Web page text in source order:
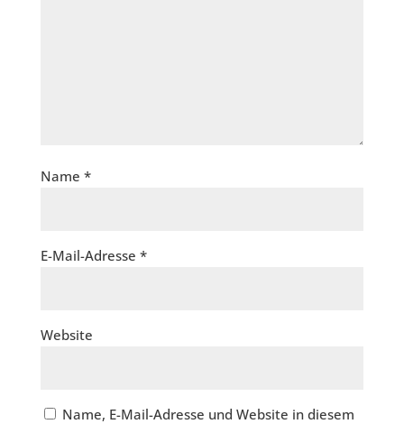
Name *
E-Mail-Adresse *
Website
Name, E-Mail-Adresse und Website in diesem